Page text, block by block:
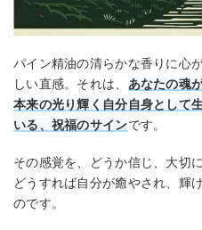
パイン精油の清らかな香りに心
しい直感。それは、 あなたの魂
本来の光り輝く自分自身として
いる、祝福のサインです。
その感覚を、どうか信じ、大切
どうすれば自分が癒やされ、輝
のです。